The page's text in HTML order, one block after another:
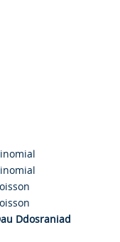
Ddosraniad